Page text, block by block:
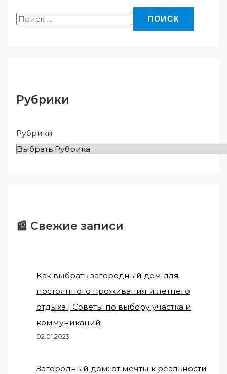
Рубрики
Рубрики
📰 Свежие записи
Как выбрать загородный дом для
постоянного проживания и летнего
отдыха | Советы по выбору участка и
коммуникаций
02.01.2023
Загородный дом: от мечты к реальности